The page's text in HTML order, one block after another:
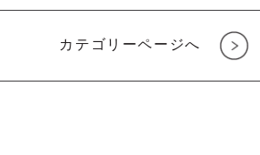
カテゴリーページへ